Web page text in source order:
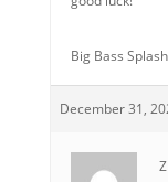
Big Bass
December 31,